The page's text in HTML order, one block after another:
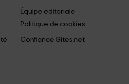
Équipe éditoriale
Politique de cookies
Confiance Gites.net